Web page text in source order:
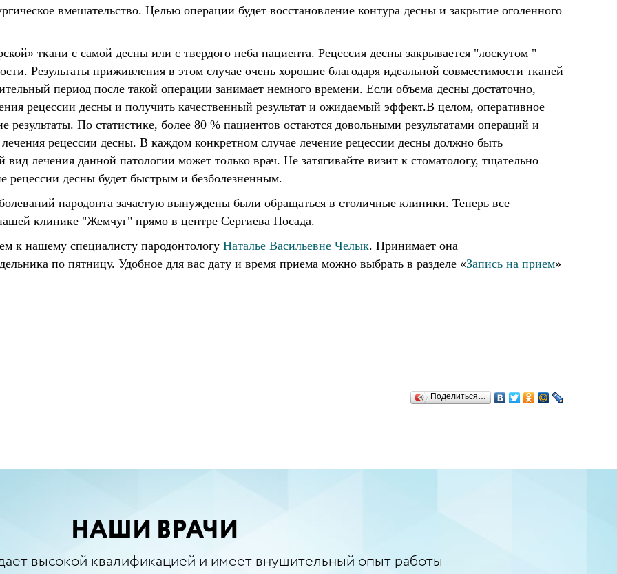
вмешательство. Целью операции будет восстановление контура десны и закрытие оголенного
ткани с самой десны или с твердого неба пациента. Рецессия десны закрывается "лоскутом "
Результаты приживления в этом случае очень хорошие благодаря идеальной совместимости тканей
период после такой операции занимает немного времени. Если объема десны достаточно,
рецессии десны и получить качественный результат и ожидаемый эффект.В целом, оперативное
По статистике, более 80 % пациентов остаются довольными результатами операций и
рецессии десны. В каждом конкретном случае лечение рецессии десны должно быть
лечения данной патологии может только врач. Не затягивайте визит к стоматологу, тщательно
рецессии десны будет быстрым и безболезненным.
пародонта зачастую вынуждены были обращаться в столичные клиники. Теперь все
клинике "Жемчуг" прямо в центре Сергиева Посада.
к нашему специалисту пародонтологу Наталье Васильевне Челык. Принимает она
по пятницу. Удобное для вас дату и время приема можно выбрать в разделе «Запись на прием»
Поделиться…
НАШИ ВРАЧИ
высокой квалификацией и имеет внушительный опыт работы